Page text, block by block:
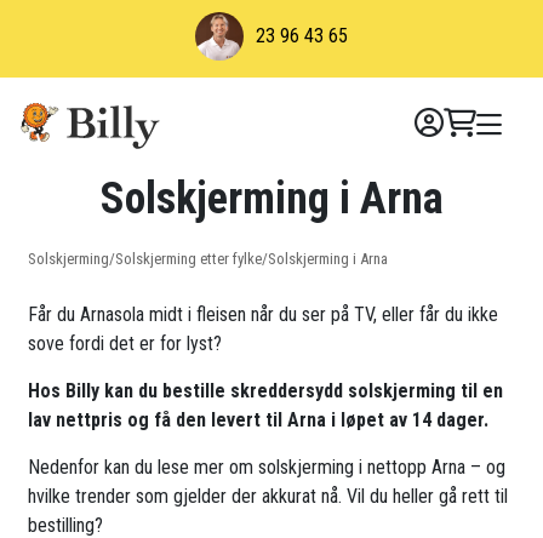
23 96 43 65
Solskjerming i Arna
Solskjerming/Solskjerming etter fylke/Solskjerming i Arna
Får du Arnasola midt i fleisen når du ser på TV, eller får du ikke
sove fordi det er for lyst?
Hos Billy kan du bestille skreddersydd solskjerming til en
lav nettpris og få den levert til Arna i løpet av 14 dager.
Nedenfor kan du lese mer om solskjerming i nettopp Arna – og
hvilke trender som gjelder der akkurat nå. Vil du heller gå rett til
bestilling?